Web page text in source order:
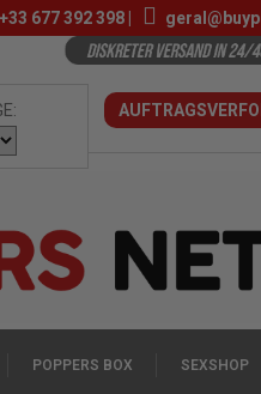
+33 677 392 398|
POPPERS BOX SEXSHOP